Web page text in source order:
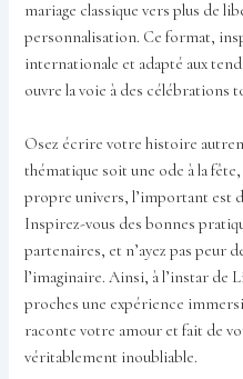
mariage classique vers plus de
personnalisation. Ce format,
internationale et adapté aux
ouvre la voie à des célébrations
Osez écrire votre histoire
thématique soit une ode à la
propre univers, l’important est
Inspirez-vous des bonnes
partenaires, et n’ayez pas peur
l’imaginaire. Ainsi, à l’instar de
proches une expérience
raconte votre amour et fait de
véritablement inoubliable.